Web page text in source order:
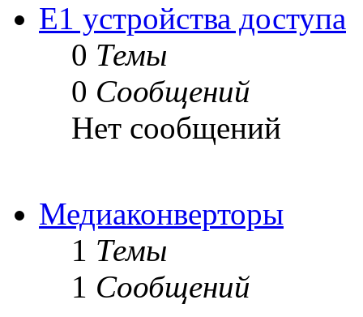
Е1 устройства доступа
0 Темы
0 Сообщений
Нет сообщений
Медиаконверторы
1 Темы
1 Сообщений